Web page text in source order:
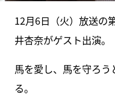
12月6日（火）放送の
井杏奈がゲスト出演。
馬を愛し、馬を守ろ
る。